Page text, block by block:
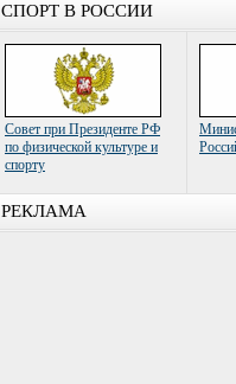
СПОРТ В РОССИИ
Совет при Президенте РФ
по физической культуре и
спорту
РЕКЛАМА